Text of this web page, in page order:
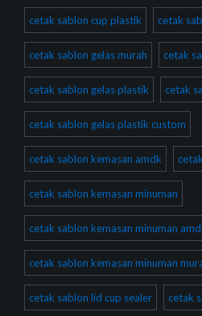
cetak sablon cup plastik cetak
cetak sablon gelas murah cetak
cetak sablon gelas plastik cetak
cetak sablon gelas plastik custom
cetak sablon kemasan amdk
cetak sablon kemasan minuman
cetak sablon kemasan minuman
cetak sablon kemasan minuman
cetak sablon lid cup sealer cetak